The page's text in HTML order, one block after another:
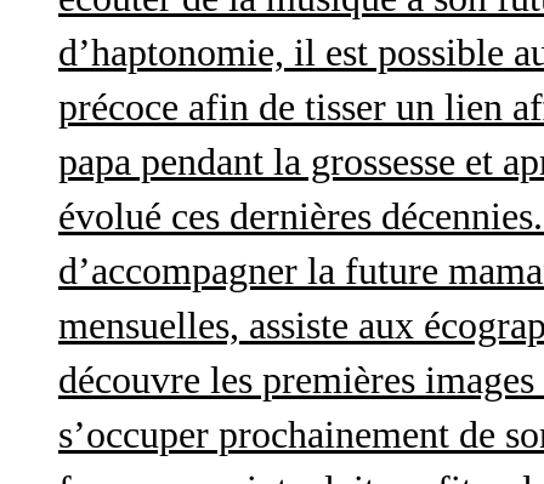
d’haptonomie, il est possible
précoce afin de tisser un lien
papa pendant la grossesse et
évolué ces dernières
d’accompagner la future
mensuelles, assiste aux
découvre les premières
s’occuper prochainement de